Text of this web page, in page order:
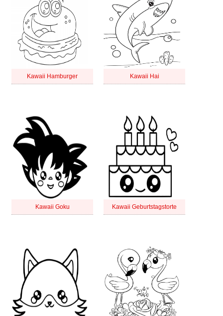
Kawaii Hamburger Kawaii Hai
Kawaii Goku Kawaii Geburtstagstorte